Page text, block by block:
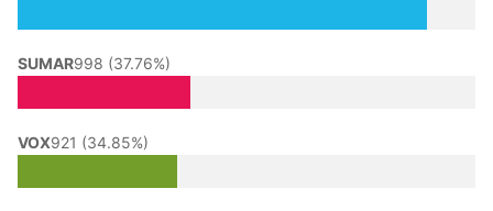
SUMAR998 (37.76%)
VOX921 (34.85%)